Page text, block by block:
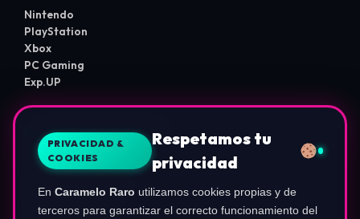
Nintendo
PlayStation
Xbox
PC Gaming
Exp.UP
LEGAL E INFORMACIÓN
Sobre Nosotros
Política de Privacidad
Política de Cookies
Términos de Uso
PRIVACIDAD &
COOKIES
Respetamos tu
privacidad
En Caramelo Raro utilizamos cookies propias y de
terceros para garantizar el correcto funcionamiento del